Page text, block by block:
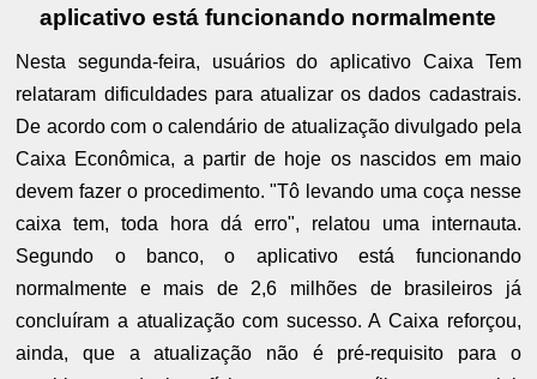
aplicativo está funcionando normalmente
Nesta segunda-feira, usuários do aplicativo Caixa Tem
relataram dificuldades para atualizar os dados cadastrais.
De acordo com o calendário de atualização divulgado pela
Caixa Econômica, a partir de hoje os nascidos em maio
devem fazer o procedimento. "Tô levando uma coça nesse
caixa tem, toda hora dá erro", relatou uma internauta.
Segundo o banco, o aplicativo está funcionando
normalmente e mais de 2,6 milhões de brasileiros já
concluíram a atualização com sucesso. A Caixa reforçou,
ainda, que a atualização não é pré-requisito para o